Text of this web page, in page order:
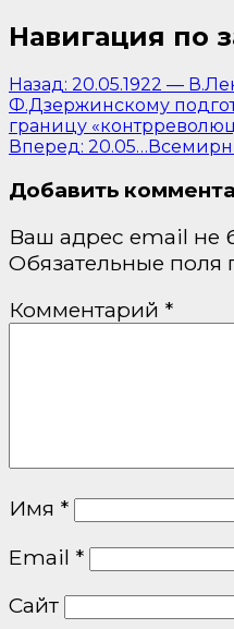
Навигация по
Назад: 20.05.1922 —
Ф.Дзержинскому
границу
Вперед:
Добавить
Ваш адрес email не
Обязательные поля
Комментарий *
Имя *
Email *
Сайт